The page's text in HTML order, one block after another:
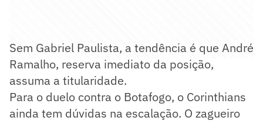
Sem Gabriel Paulista, a tendência é que André
Ramalho, reserva imediato da posição,
assuma a titularidade.
Para o duelo contra o Botafogo, o Corinthians
ainda tem dúvidas na escalação. O zagueiro